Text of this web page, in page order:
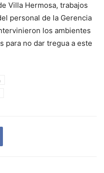
Villa Hermosa, trabajos
personal de la Gerencia
los ambientes
para no dar tregua a este